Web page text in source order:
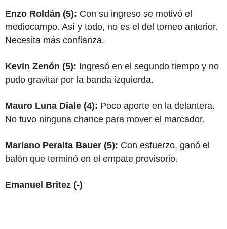
Enzo Roldán (5): Con su ingreso se motivó el
mediocampo. Así y todo, no es el del torneo anterior.
Necesita más confianza.
Kevin Zenón (5): Ingresó en el segundo tiempo y no
pudo gravitar por la banda izquierda.
Mauro Luna Diale (4): Poco aporte en la delantera.
No tuvo ninguna chance para mover el marcador.
Mariano Peralta Bauer (5): Con esfuerzo, ganó el
balón que terminó en el empate provisorio.
Emanuel Britez (-)